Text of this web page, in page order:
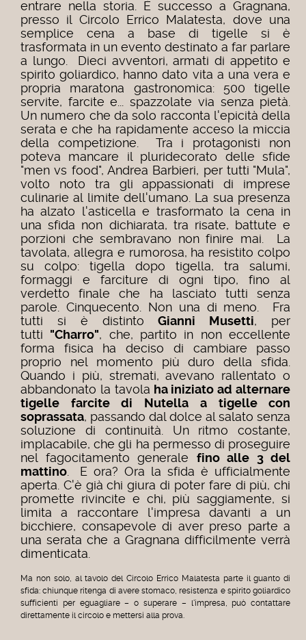
entrare nella storia. È successo a Gragnana,
presso il Circolo Errico Malatesta, dove una
semplice cena a base di tigelle si è
trasformata in un evento destinato a far parlare
a lungo. Dieci avventori, armati di appetito e
spirito goliardico, hanno dato vita a una vera e
propria maratona gastronomica: 500 tigelle
servite, farcite e... spazzolate via senza pietà.
Un numero che da solo racconta l'epicità della
serata e che ha rapidamente acceso la miccia
della competizione. Tra i protagonisti non
poteva mancare il pluridecorato delle sfide
"men vs food", Andrea Barbieri, per tutti "Mula",
volto noto tra gli appassionati di imprese
culinarie al limite dell'umano. La sua presenza
ha alzato l'asticella e trasformato la cena in
una sfida non dichiarata, tra risate, battute e
porzioni che sembravano non finire mai. La
tavolata, allegra e rumorosa, ha resistito colpo
su colpo: tigella dopo tigella, tra salumi,
formaggi e farciture di ogni tipo, fino al
verdetto finale che ha lasciato tutti senza
parole. Cinquecento. Non una di meno. Fra
tutti si è distintoGianni Musetti, per
tutti "Charro", che, partito in non eccellente
forma fisica ha deciso di cambiare passo
proprio nel momento più duro della sfida.
Quando i più, stremati, avevano rallentato o
abbandonato la tavola ha iniziato ad alternare
tigelle farcite di Nutella a tigelle con
soprassata, passando dal dolce al salato senza
soluzione di continuità. Un ritmo costante,
implacabile, che gli ha permesso di proseguire
nel fagocitamento generale fino alle 3 del
mattino
E ora? Ora la sfida è ufficialmente
aperta. C'è già chi giura di poter fare di più, chi
promette rivincite e chi, più saggiamente, si
limita a raccontare l'impresa davanti a un
bicchiere, consapevole di aver preso parte a
una serata che a Gragnana difficilmente verrà
dimenticata.
Ma non solo, al tavolo del Circolo Errico Malatesta parte il guanto di
sfida: chiunque ritenga di avere stomaco, resistenza e spirito goliardico
sufficienti per eguagliare – o superare – l'impresa, può contattare
direttamente il circolo e mettersi alla prova.